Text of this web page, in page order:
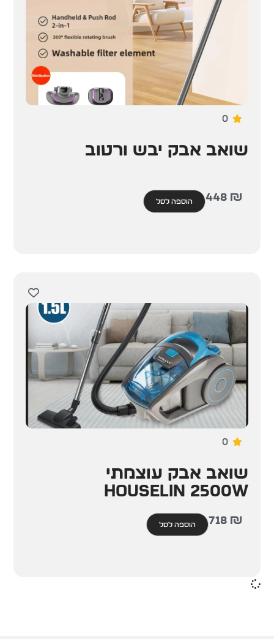
0
שואב אבק יבש ורטוב
448 ₪ הוספה לסל
0
שואב אבק עוצמתי
Houselin 2500W
718 ₪ הוספה לסל